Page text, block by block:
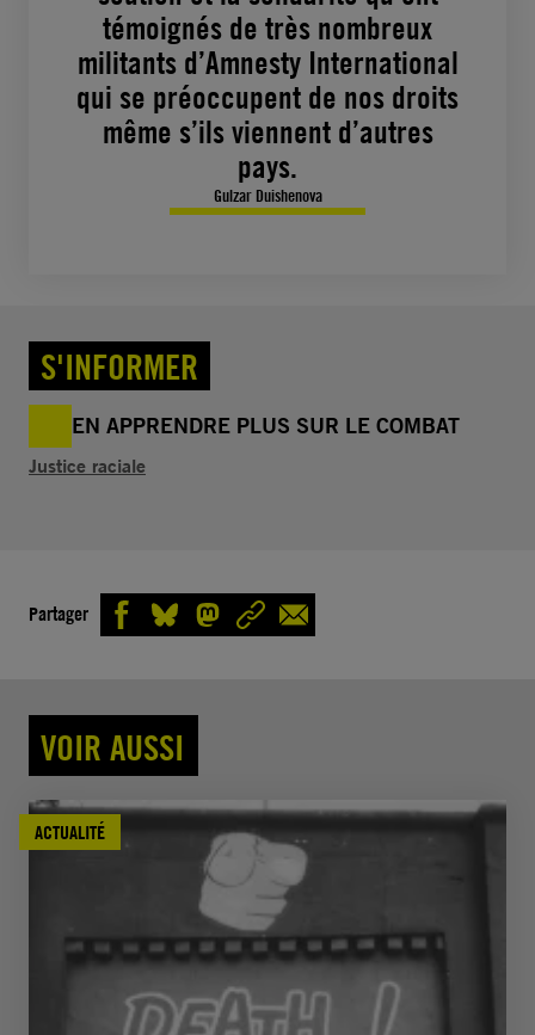
témoignés de très nombreux
militants d’Amnesty International
qui se préoccupent de nos droits
même s’ils viennent d’autres
pays.
Gulzar Duishenova
S'INFORMER
EN APPRENDRE PLUS SUR LE COMBAT
Justice raciale
Partager
VOIR AUSSI
ACTUALITÉ